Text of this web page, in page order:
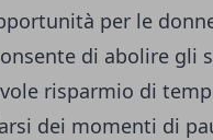
per le
di abolire gli
risparmio di
dei momenti di